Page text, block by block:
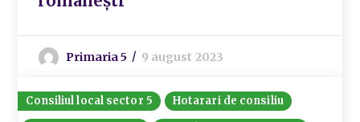
Primaria 5 9 august 2023
Consiliul local sector 5
Hotarari de consiliu